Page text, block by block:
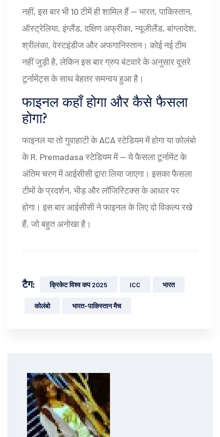
नहीं, इस बार भी 10 टीमें ही शामिल हैं — भारत, पाकिस्तान,
ऑस्ट्रेलिया, इंग्लैंड, दक्षिण अफ्रीका, न्यूजीलैंड, बांग्लादेश,
श्रीलंका, वेस्टइंडीज और अफगानिस्तान। कोई नई टीम
नहीं जुड़ी है, लेकिन इस बार ग्रुप बंटवारे के अनुसार दूसरे
टूर्नामेंट्स के साथ बेहतर समन्वय हुआ है।
फाइनल कहाँ होगा और कैसे फैसला
होगा?
फाइनल या तो गुवाहाटी के ACA स्टेडियम में होगा या कोलंबो
के R. Premadasa स्टेडियम में — ये फैसला टूर्नामेंट के
अंतिम चरण में आईसीसी द्वारा लिया जाएगा। इसका फैसला
टीमों के प्रदर्शन, भीड़ और लॉजिस्टिक्स के आधार पर
होगा। इस बार आईसीसी ने फाइनल के लिए दो विकल्प रखे
हैं, जो बहुत अनोखा है।
टैग: क्रिकेट विश्व कप 2025 ICC भारत
कोलंबो भारत-पाकिस्तान मैच